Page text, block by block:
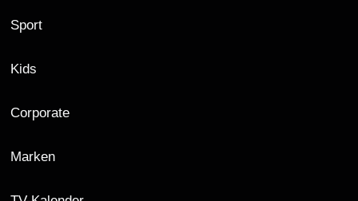
Sport
Kids
Corporate
Marken